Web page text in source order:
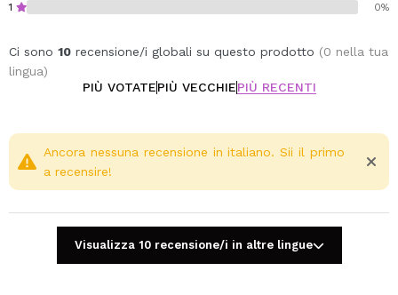
1 0%
Ci sono 10 recensione/i globali su questo prodotto (0 nella tua
lingua)
PIÙ VOTATEPIÙ VECCHIEPIÙ RECENTI
Ancora nessuna recensione in italiano. Sii il primo
a recensire!
Visualizza 10 recensione/i in altre lingue